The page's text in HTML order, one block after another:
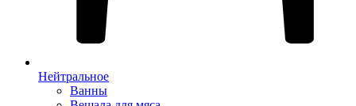
Нейтральное
Ванны